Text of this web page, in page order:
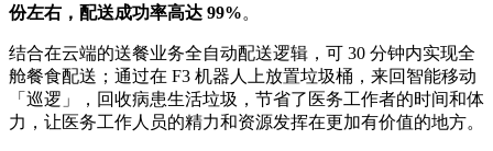
份左右，配送成功率高达 99%。
结合在云端的送餐业务全自动配送逻辑，可 30 分钟内实现全
舱餐食配送；通过在 F3 机器人上放置垃圾桶，来回智能移动
「巡逻」，回收病患生活垃圾，节省了医务工作者的时间和体
力，让医务工作人员的精力和资源发挥在更加有价值的地方。